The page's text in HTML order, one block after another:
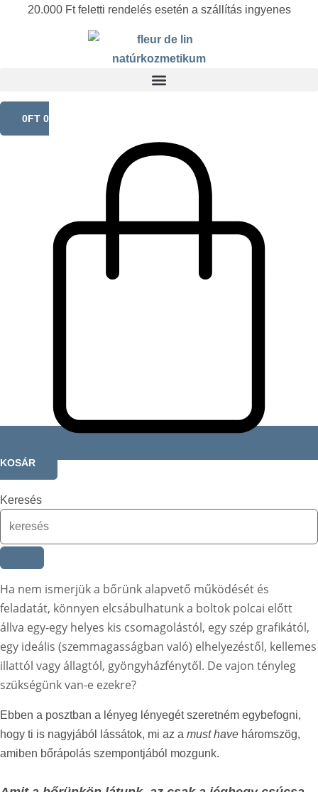
Ugrás20.000 Ft feletti rendelés esetén a szállítás ingyenes
0FT 0
KOSÁR
Keresés
Ha nem ismerjük a bőrünk alapvető működését és
feladatát, könnyen elcsábulhatunk a boltok polcai előtt
állva egy-egy helyes kis csomagolástól, egy szép grafikától,
egy ideális (szemmagasságban való) elhelyezéstől, kellemes
illattól vagy állagtól, gyöngyházfénytől. De vajon tényleg
szükségünk van-e ezekre?
Ebben a posztban a lényeg lényegét szeretném egybefogni,
hogy ti is nagyjából lássátok, mi az a must have háromszög,
amiben bőrápolás szempontjából mozgunk.